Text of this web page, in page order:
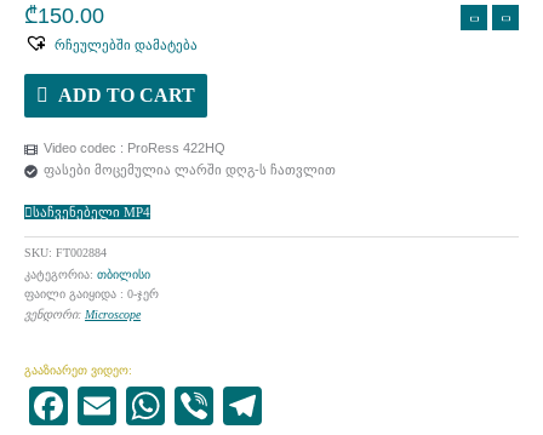
₾150.00
რჩეულებში დამატება
ADD TO CART
Video codec : ProRess 422HQ
ფასები მოცემულია ლარში დღგ-ს ჩათვლით
საჩვენებელი MP4
SKU: FT002884
კატეგორია: თბილისი
ფაილი გაიყიდა : 0-ჯერ
ვენდორი: Microscope
გააზიარეთ ვიდეო:
Facebook
EmailWhatsApp
Viber